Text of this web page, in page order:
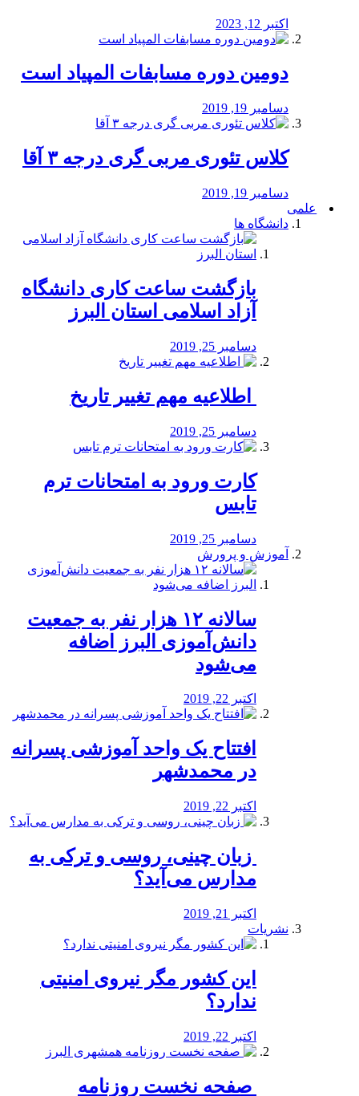
اکتبر 12, 2023
دومین دوره مسابفات المپیاد است
دسامبر 19, 2019
کلاس تئوری مربی گری درجه ۳ آقا
دسامبر 19, 2019
علمی
دانشگاه ها
بازگشت ساعت کاری دانشگاه
آزاد اسلامی استان البرز
دسامبر 25, 2019
️ اطلاعیه مهم تغییر تاریخ
دسامبر 25, 2019
کارت ورود به امتحانات ترم
تابس
دسامبر 25, 2019
آموزش و پرورش
️سالانه ۱۲ هزار نفر به جمعیت
دانش‌آموزی البرز اضافه
می‌شود
اکتبر 22, 2019
افتتاح یک واحد آموزشی پسرانه
در محمدشهر
اکتبر 22, 2019
️ زبان چینی، روسی و ترکی به
مدارس می‌آید؟
اکتبر 21, 2019
نشریات
این کشور مگر نیروی امنیتی
ندارد؟
اکتبر 22, 2019
️ صفحه نخست روزنامه‌